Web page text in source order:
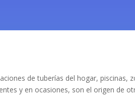
de tuberías del hogar,
y en ocasiones, son el origen de